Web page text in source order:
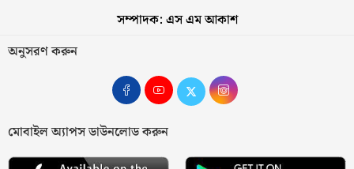
সম্পাদক: এস এম আকাশ
অনুসরণ করুন
মোবাইল অ্যাপস ডাউনলোড করুন